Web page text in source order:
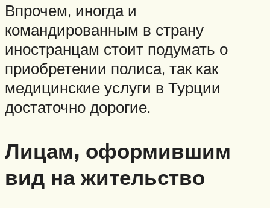
Впрочем, иногда и
командированным в страну
иностранцам стоит подумать о
приобретении полиса, так как
медицинские услуги в Турции
достаточно дорогие.
Лицам, оформившим
вид на жительство